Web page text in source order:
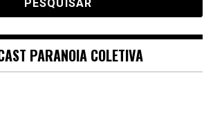
PARANOIA COLETIVA